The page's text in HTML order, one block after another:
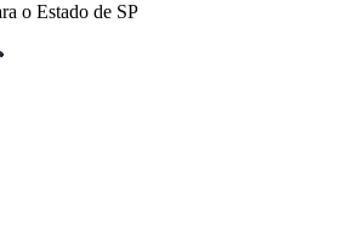
o Estado de SP